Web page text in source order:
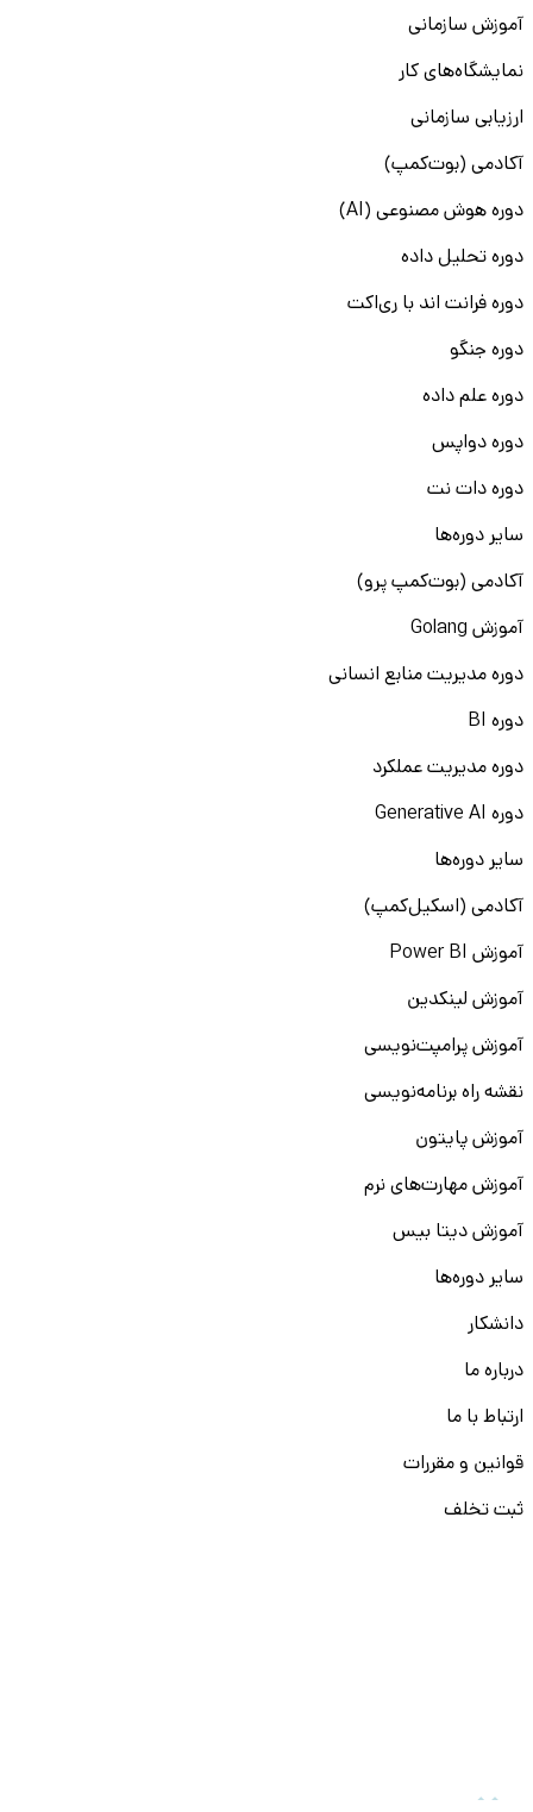
آموزش سازمانی
نمایشگاه‌های کار
ارزیابی سازمانی
آکادمی (بوت‌کمپ)
دوره هوش مصنوعی (AI)
دوره تحلیل داده
دوره فرانت اند با ری‌اکت
دوره جنگو
دوره علم داده
دوره دواپس
دوره دات نت
سایر دوره‌ها
آکادمی (بوت‌کمپ پرو)
آموزش Golang
دوره مدیریت منابع انسانی
دوره BI
دوره مدیریت عملکرد
دوره Generative AI
سایر دوره‌ها
آکادمی (اسکیل‌کمپ)
آموزش Power BI
آموزش لینکدین
آموزش پرامپت‌نویسی
نقشه راه برنامه‌نویسی
آموزش پایتون
آموزش مهارت‌های نرم
آموزش دیتا بیس
سایر دوره‌ها
دانشکار
درباره ما
ارتباط با ما
قوانین و مقررات
ثبت تخلف